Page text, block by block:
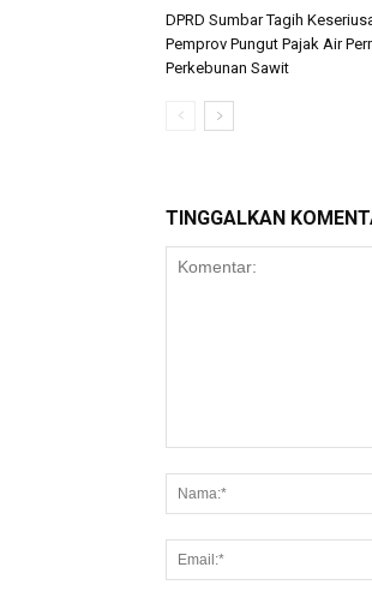
DPRD Sumbar Tagih
Pemprov Pungut Pajak Air
Perkebunan Sawit
TINGGALKAN